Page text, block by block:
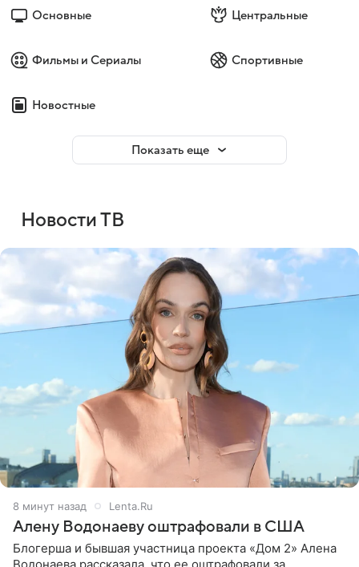
Основные Центральные
Фильмы и Сериалы Спортивные
Новостные
Показать еще
Новости ТВ
8 минут назад Lenta.Ru
Алену Водонаеву оштрафовали в США
Блогерша и бывшая участница проекта «Дом 2» Алена
Водонаева рассказала, что ее оштрафовали за